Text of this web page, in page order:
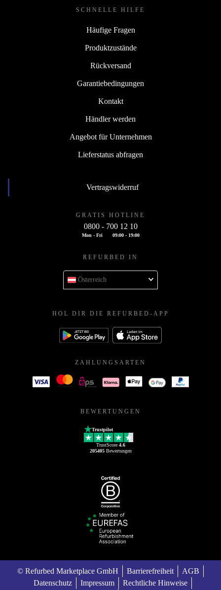
SCHNELLE HILFE
Häufige Fragen
Produktzustände
Rückversand
Garantiebedingungen
Kontakt
Händler werden
Angebot für Unternehmen
Lieferstatus abfragen
Vertragswiderruf
GRATIS HOTLINE
0800 - 700 12 10
Mon - Fri 09:00 - 19:00
REFURBED IN
Österreich
HOL DIR DIE REFURBED-APP
ZAHLUNGSARTEN
BEWERTUNGEN
Trustpilot
TrustScore 4.6
205405Bewertungen
© Refurbed Marketplace GmbH Barrierefreiheit
AGB
Datenschutz
Impressum Rechtliche Hinweise